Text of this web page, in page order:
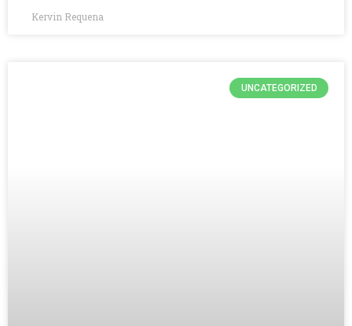
Kervin Requena
UNCATEGORIZED